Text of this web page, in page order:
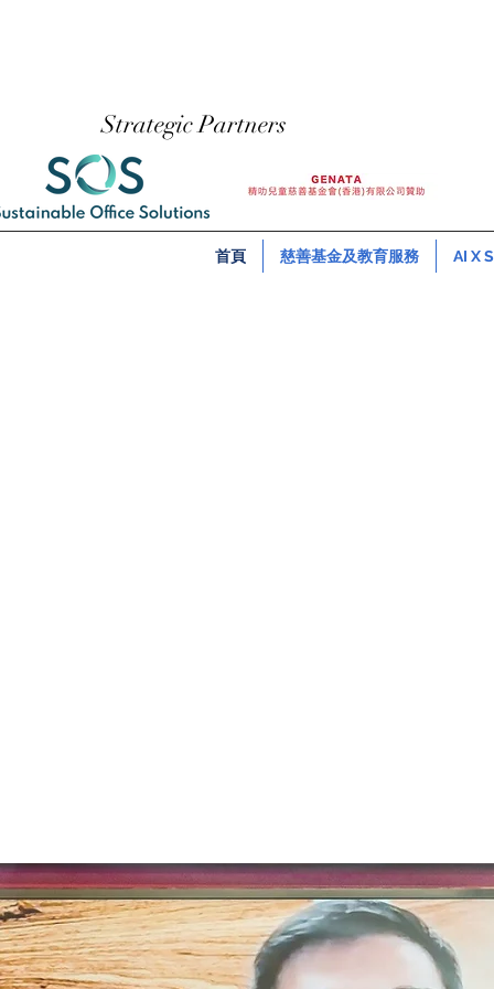
​Strategic Partners
首頁 慈善基金及教育服務 AI X